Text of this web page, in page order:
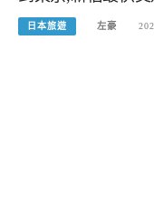
日本旅遊 左豪